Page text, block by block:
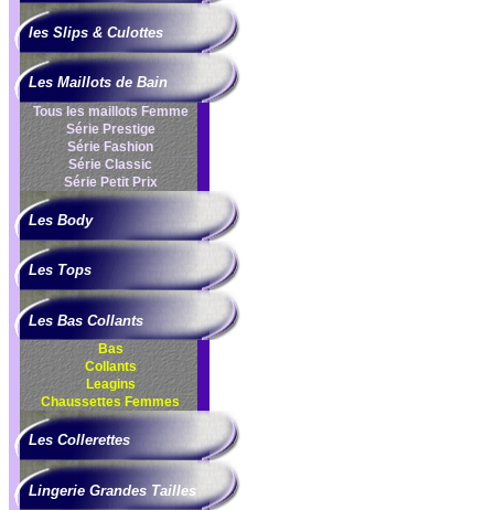
les Slips & Culottes
Les Maillots de Bain
Tous les maillots Femme
Série Prestige
Série Fashion
Série Classic
Série Petit Prix
Les Body
Les Tops
Les Bas Collants
Bas
Collants
Leagins
Chaussettes Femmes
Les Collerettes
Lingerie Grandes Tailles